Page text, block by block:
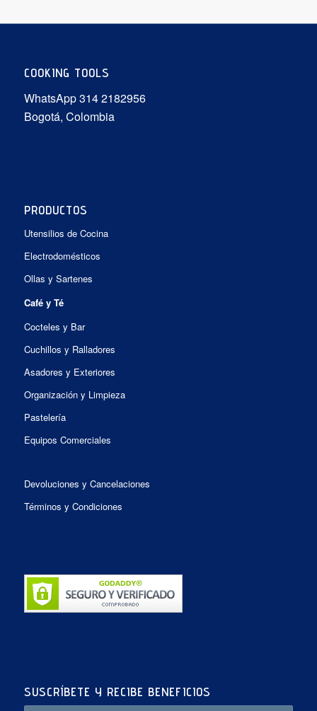
COOKING TOOLS
WhatsApp 314 2182956
Bogotá, Colombia
PRODUCTOS
Utensilios de Cocina
Electrodomésticos
Ollas y Sartenes
Café y Té
Cocteles y Bar
Cuchillos y Ralladores
Asadores y Exteriores
Organización y Limpieza
Pastelería
Equipos Comerciales
Devoluciones y Cancelaciones
Términos y Condiciones
SUSCRÍBETE Y RECIBE BENEFICIOS